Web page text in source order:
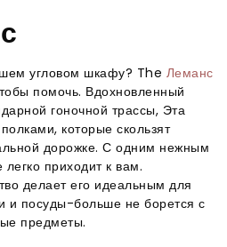
угловом шкафу? The Леманс
помочь. Вдохновленный
гоночной трассы, Эта
которые скользят
дорожке. С одним нежным
приходит к вам.
делает его идеальным для
и посуды-больше не борется с
предметы.